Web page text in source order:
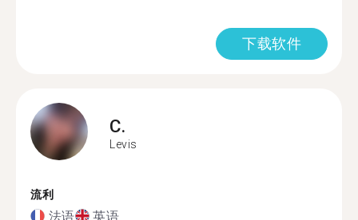
下载软件
C.
Levis
流利
法语 英语